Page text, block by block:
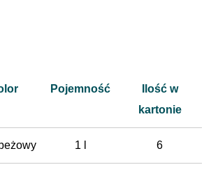
Pojemność
Ilość w
kartonie
1 l 6